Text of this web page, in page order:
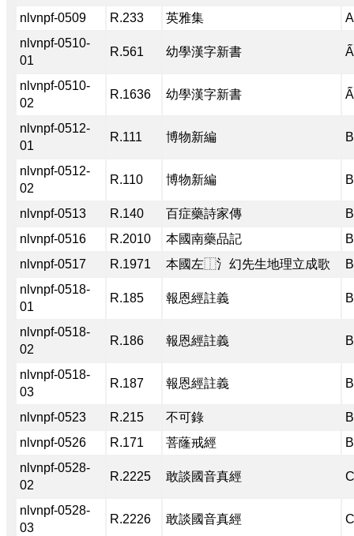
nlvnpf-0509
R.233 英雅集
nlvnpf-0510-
01
R.561 幼學漢字新書
nlvnpf-0510-
02
R.1636 幼學漢字新書
nlvnpf-0512-
01
R.111 博物新編
nlvnpf-0512-
02
R.110 博物新編
nlvnpf-0513 R.140 百症藥詩家傳
nlvnpf-0516
R.2010 本國南藥品記
nlvnpf-0517
R.1971 本國左⿰氵幻先生地理立成歌
nlvnpf-0518-
01
R.185 報恩經註義
nlvnpf-0518-
02
R.186 報恩經註義
nlvnpf-0518-
03
R.187 報恩經註義
nlvnpf-0523 R.215 不可錄
nlvnpf-0526
R.171 菩蕯戒經
nlvnpf-0528-
02
R.2225 敢談國音真經
nlvnpf-0528-
03
R.2226 敢談國音真經